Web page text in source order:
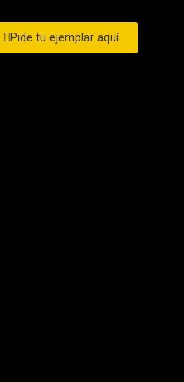
Pide tu ejemplar aquí